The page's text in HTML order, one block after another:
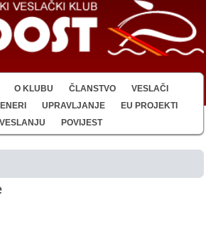
O KLUBU ČLANSTVO
VESLAČI
UPRAVLJANJE
EU PROJEKTI
POVIJEST